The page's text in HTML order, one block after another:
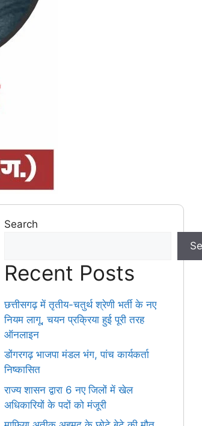
Search
Recent Posts
छत्तीसगढ़ में तृतीय-चतुर्थ श्रेणी भर्ती के नए
नियम लागू, चयन प्रक्रिया हुई पूरी तरह
ऑनलाइन
डोंगरगढ़ भाजपा मंडल भंग, पांच कार्यकर्ता
निष्कासित
राज्य शासन द्वारा 6 नए जिलों में खेल
अधिकारियों के पदों को मंजूरी